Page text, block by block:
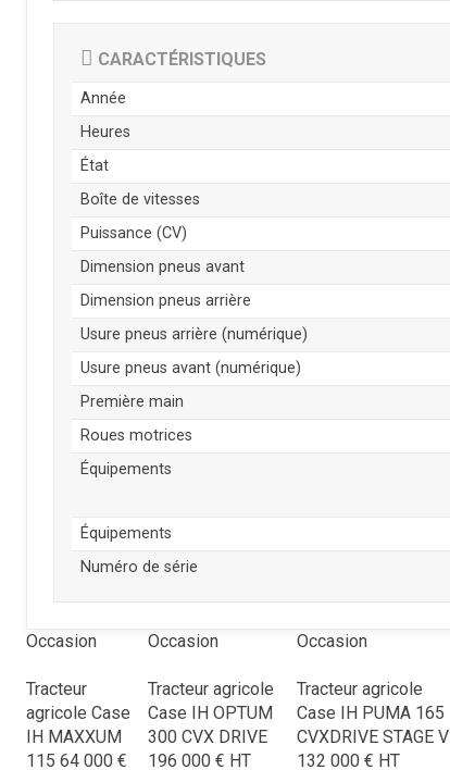
CARACTÉRISTIQUES
Année
Heures
État
Boîte de vitesses
Puissance (CV)
Dimension pneus avant
Dimension pneus arrière
Usure pneus arrière (numérique)
Usure pneus avant (numérique)
Première main
Roues motrices
Équipements
Équipements
Numéro de série
Occasion
Tracteur
agricole Case
IH MAXXUM
115 64 000 €
Occasion
Tracteur agricole
Case IH OPTUM
300 CVX DRIVE
196 000 € HT
Occasion
Tracteur agricole
Case IH PUMA 165
CVXDRIVE STAGE V
132 000 € HT